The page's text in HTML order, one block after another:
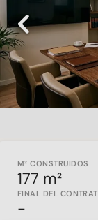
Previous
M² CONSTRUIDOS
177 m²
FINAL DEL
-